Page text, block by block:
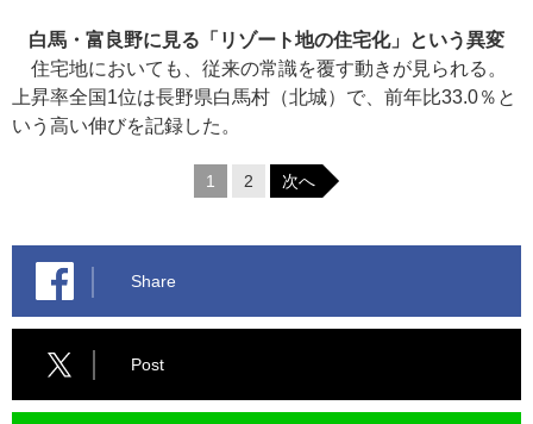
白馬・富良野に見る「リゾート地の住宅化」という異変
住宅地においても、従来の常識を覆す動きが見られる。
上昇率全国1位は長野県白馬村（北城）で、前年比33.0％と
いう高い伸びを記録した。
1 2 次へ
Share
Post